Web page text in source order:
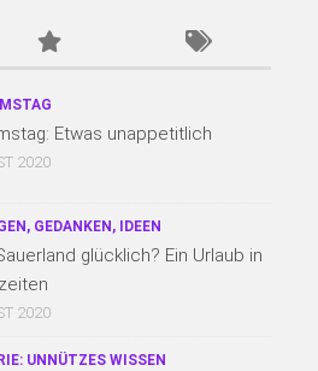
Etwas unappetitlich
2020
GEDANKEN, IDEEN
glücklich? Ein Urlaub in
2020
UNNÜTZES WISSEN